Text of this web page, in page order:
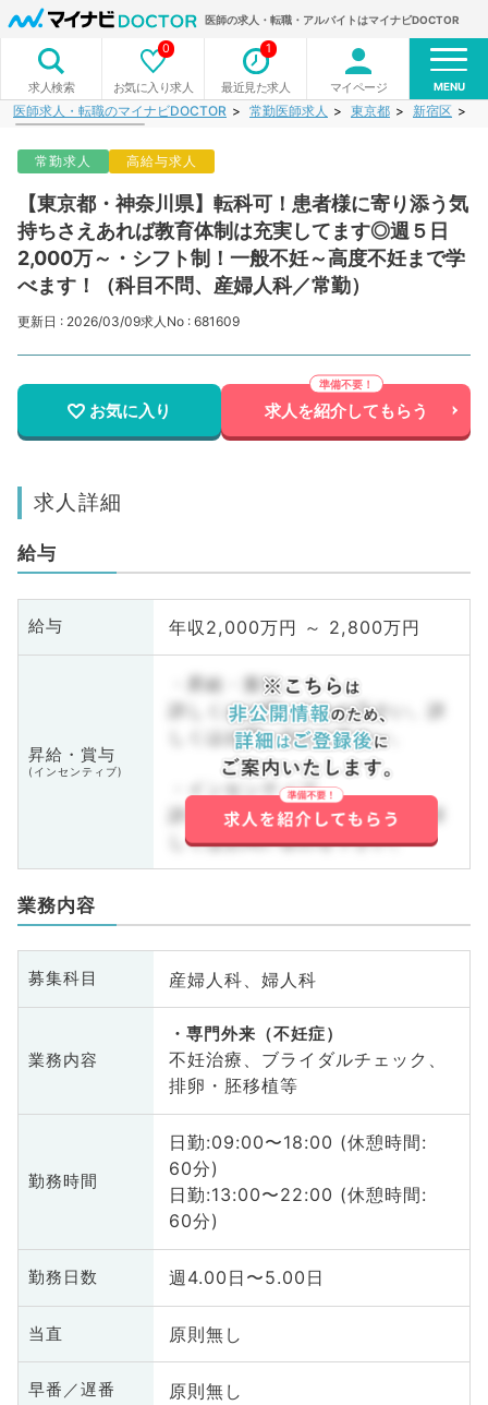
医師の求人・転職・アルバイトはマイナビDOCTOR
求人検索 お気に入り求人
0
最近見た求人
1
マイページ MENU
医師求人・転職のマイナビDOCTOR 常勤医師求人 東京都 新宿区
常勤求人 高給与求人
【東京都・神奈川県】転科可！患者様に寄り添う気
持ちさえあれば教育体制は充実してます◎週５日
2,000万～・シフト制！一般不妊～高度不妊まで学
べます！（科目不問、産婦人科／常勤）
更新日 : 2026/03/09求人No : 681609
お気に入り 求人を紹介してもらう
求人詳細
給与
給与 年収2,000万円 ～ 2,800万円
昇給・賞与
(インセンティブ)
・昇給・賞与
詳しくはお問い合わせ下さい。詳
しくはお問い合わせ下さい。
・インセンティブ
詳しくはお問い合わせ下さい。詳
しくはお問い合わせ下さい。
業務内容
募集科目 産婦人科、婦人科
業務内容
専門外来（不妊症）
不妊治療、ブライダルチェック、
排卵・胚移植等
勤務時間
日勤:09:00〜18:00 (休憩時間:
60分)
日勤:13:00〜22:00 (休憩時間:
60分)
勤務日数 週4.00日〜5.00日
当直 原則無し
早番／遅番 原則無し